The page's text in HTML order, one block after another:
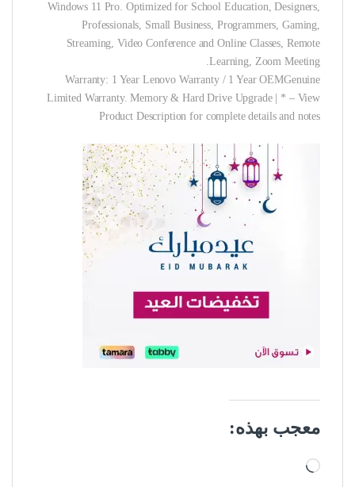
Windows 11 Pro. Optimized for School Education, Designers,
Professionals, Small Business, Programmers, Gaming,
Streaming, Video Conference and Online Classes, Remote
Learning, Zoom Meeting.
Warranty: 1 Year Lenovo Warranty / 1 Year OEMGenuine
Limited Warranty. Memory & Hard Drive Upgrade | * – View
Product Description for complete details and notes
معجب بهذه:
جاري التحميل…